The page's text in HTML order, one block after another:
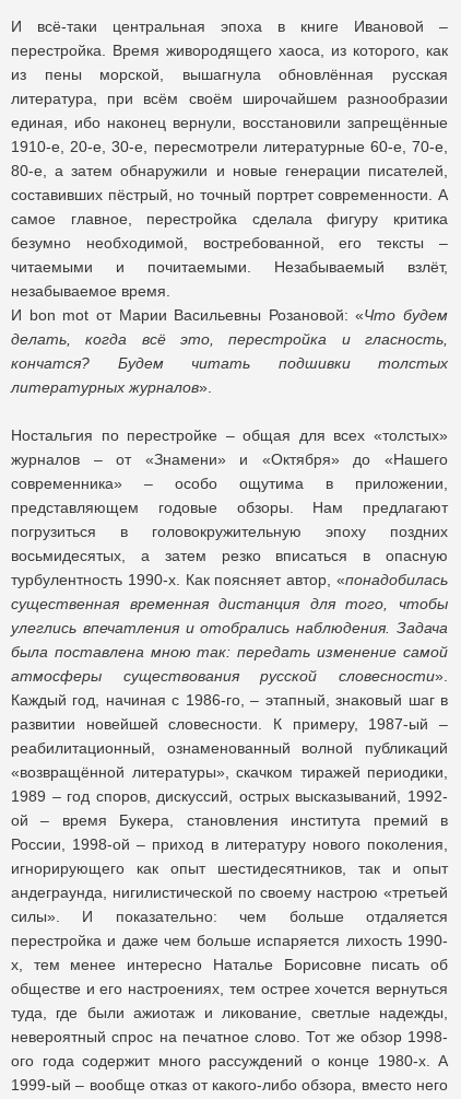
И всё-таки центральная эпоха в книге Ивановой –
перестройка. Время живородящего хаоса, из которого, как
из пены морской, вышагнула обновлённая русская
литература, при всём своём широчайшем разнообразии
единая, ибо наконец вернули, восстановили запрещённые
1910-е, 20-е, 30-е, пересмотрели литературные 60-е, 70-е,
80-е, а затем обнаружили и новые генерации писателей,
составивших пёстрый, но точный портрет современности. А
самое главное, перестройка сделала фигуру критика
безумно необходимой, востребованной, его тексты –
читаемыми и почитаемыми. Незабываемый взлёт,
незабываемое время.
И bon mot от Марии Васильевны Розановой: «Что будем
делать, когда всё это, перестройка и гласность,
кончатся? Будем читать подшивки толстых
литературных журналов».
Ностальгия по перестройке – общая для всех «толстых»
журналов – от «Знамени» и «Октября» до «Нашего
современника» – особо ощутима в приложении,
представляющем годовые обзоры. Нам предлагают
погрузиться в головокружительную эпоху поздних
восьмидесятых, а затем резко вписаться в опасную
турбулентность 1990-х. Как поясняет автор, «понадобилась
существенная временная дистанция для того, чтобы
улеглись впечатления и отобрались наблюдения. Задача
была поставлена мною так: передать изменение самой
атмосферы существования русской словесности».
Каждый год, начиная с 1986-го, – этапный, знаковый шаг в
развитии новейшей словесности. К примеру, 1987-ый –
реабилитационный, ознаменованный волной публикаций
«возвращённой литературы», скачком тиражей периодики,
1989 – год споров, дискуссий, острых высказываний, 1992-
ой – время Букера, становления института премий в
России, 1998-ой – приход в литературу нового поколения,
игнорирующего как опыт шестидесятников, так и опыт
андеграунда, нигилистической по своему настрою «третьей
силы». И показательно: чем больше отдаляется
перестройка и даже чем больше испаряется лихость 1990-
х, тем менее интересно Наталье Борисовне писать об
обществе и его настроениях, тем острее хочется вернуться
туда, где были ажиотаж и ликование, светлые надежды,
невероятный спрос на печатное слово. Тот же обзор 1998-
ого года содержит много рассуждений о конце 1980-х. А
1999-ый – вообще отказ от какого-либо обзора, вместо него